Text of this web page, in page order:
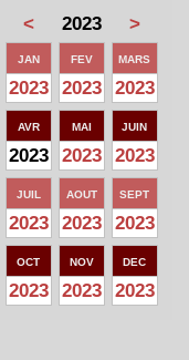
<
2023 >
JAN
2023
FEV
2023
MARS
2023
AVR
2023
MAI
2023
JUIN
2023
JUIL
2023
AOUT
2023
SEPT
2023
OCT
2023
NOV
2023
DEC
2023